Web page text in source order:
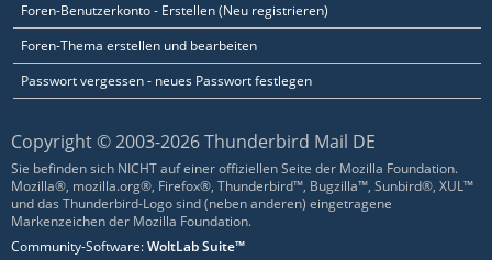
Foren-Benutzerkonto - Erstellen (Neu registrieren)
Foren-Thema erstellen und bearbeiten
Passwort vergessen - neues Passwort festlegen
Copyright © 2003-2026 Thunderbird Mail DE
Sie befinden sich NICHT auf einer offiziellen Seite der Mozilla Foundation.
Mozilla®, mozilla.org®, Firefox®, Thunderbird™, Bugzilla™, Sunbird®, XUL™
und das Thunderbird-Logo sind (neben anderen) eingetragene
Markenzeichen der Mozilla Foundation.
Community-Software:WoltLab Suite™